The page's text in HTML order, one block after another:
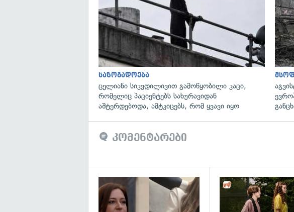
საზოგადოება
ცელიანი სიკვდილივით გამოწყობილი კაცი,
რომელიც პაციენტებს სახურავიდან
აშტერდებოდა, ამტკიცებს, რომ ყვავი იყო
კომენტარები
გადახედვა